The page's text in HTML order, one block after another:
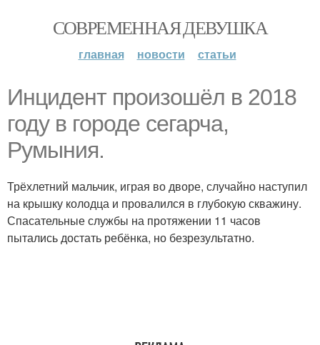
СОВРЕМЕННАЯ ДЕВУШКА
главная новости статьи
Инцидент произошёл в 2018
году в городе сегарча,
Румыния.
Трёхлетний мальчик, играя во дворе, случайно наступил
на крышку колодца и провалился в глубокую скважину.
Спасательные службы на протяжении 11 часов
пытались достать ребёнка, но безрезультатно.